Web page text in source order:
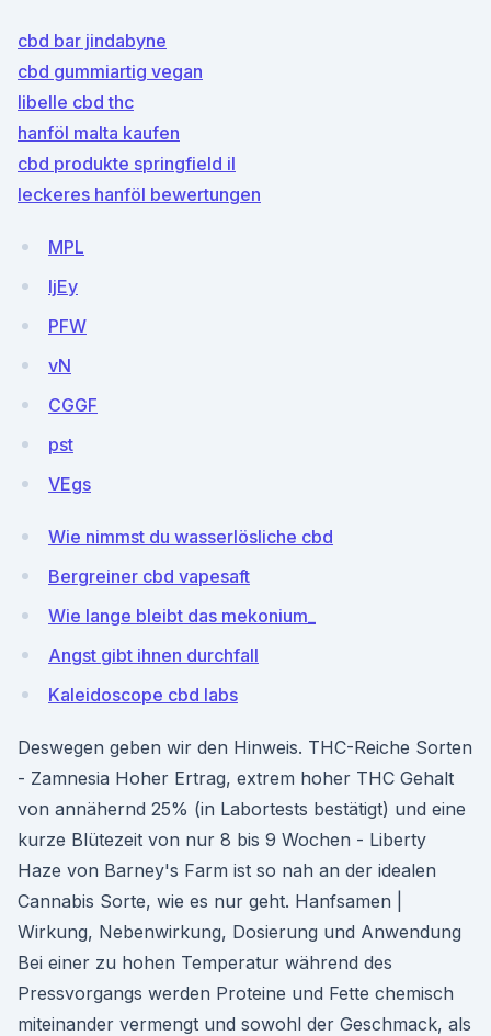
cbd bar jindabyne
cbd gummiartig vegan
libelle cbd thc
hanföl malta kaufen
cbd produkte springfield il
leckeres hanföl bewertungen
MPL
IjEy
PFW
vN
CGGF
pst
VEgs
Wie nimmst du wasserlösliche cbd
Bergreiner cbd vapesaft
Wie lange bleibt das mekonium_
Angst gibt ihnen durchfall
Kaleidoscope cbd labs
Deswegen geben wir den Hinweis. THC-Reiche Sorten
- Zamnesia Hoher Ertrag, extrem hoher THC Gehalt
von annähernd 25% (in Labortests bestätigt) und eine
kurze Blütezeit von nur 8 bis 9 Wochen - Liberty
Haze von Barney's Farm ist so nah an der idealen
Cannabis Sorte, wie es nur geht. Hanfsamen |
Wirkung, Nebenwirkung, Dosierung und Anwendung
Bei einer zu hohen Temperatur während des
Pressvorgangs werden Proteine und Fette chemisch
miteinander vermengt und sowohl der Geschmack, als